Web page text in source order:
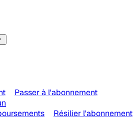
Passer à l'abonnement
Résilier l'abonnement